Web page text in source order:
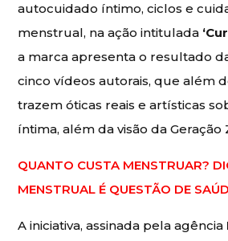
autocuidado íntimo, ciclos e
menstrual, na ação intitulada
a marca apresenta o resultado
cinco vídeos autorais, que além
trazem óticas reais e artísticas
íntima, além da visão da Geração
QUANTO CUSTA MENSTRUAR?
MENSTRUAL É QUESTÃO DE
A iniciativa, assinada pela agência